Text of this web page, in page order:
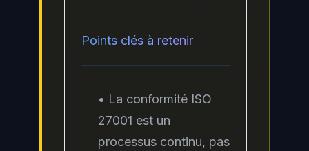
Points clés à retenir
• La conformité ISO
27001 est un
processus continu, pas